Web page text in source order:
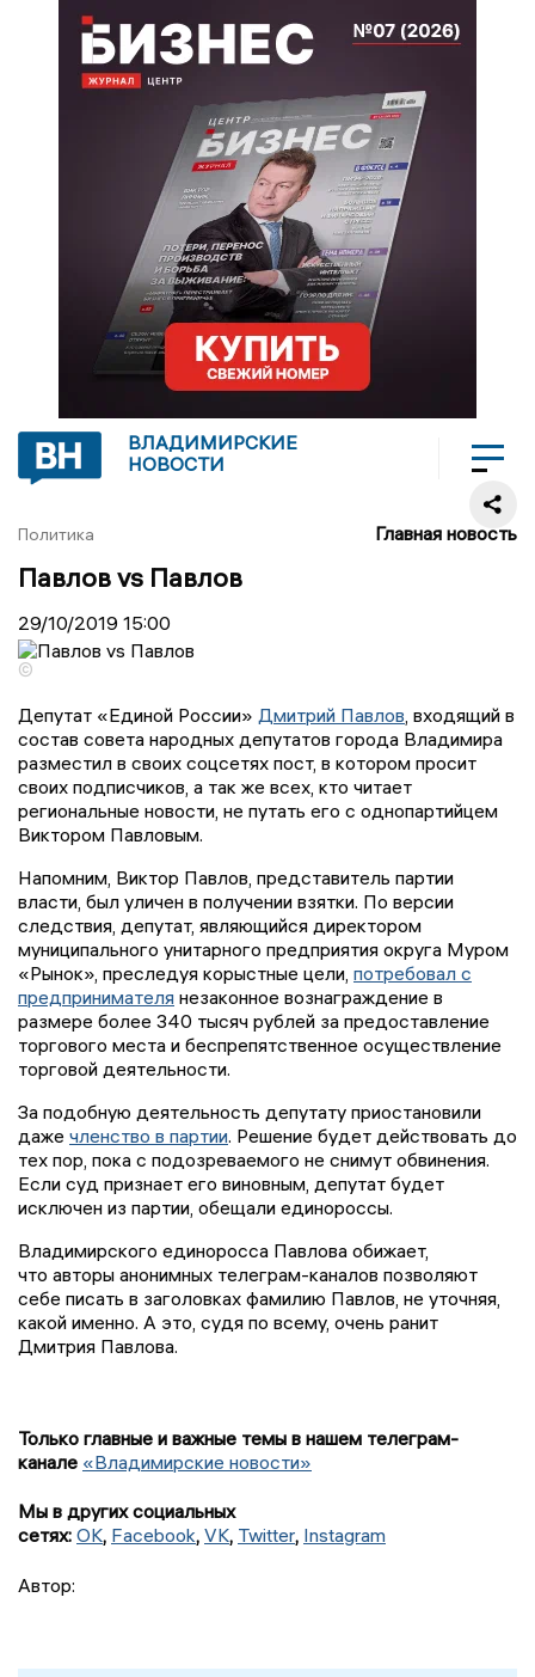
ВЛАДИМИРСКИЕ
НОВОСТИ
Политика Главная новость
Павлов vs Павлов
29/10/2019 15:00
©
Депутат «Единой России» Дмитрий Павлов , входящий в
состав совета народных депутатов города Владимира
разместил в своих соцсетях пост, в котором просит
своих подписчиков, а так же всех, кто читает
региональные новости, не путать его с однопартийцем
Виктором Павловым.
Напомним, Виктор Павлов, представитель партии
власти, был уличен в получении взятки. По версии
следствия, депутат, являющийся директором
муниципального унитарного предприятия округа Муром
«Рынок», преследуя корыстные цели, потребовал с
предпринимателя незаконное вознаграждение в
размере более 340 тысяч рублей за предоставление
торгового места и беспрепятственное осуществление
торговой деятельности.
За подобную деятельность депутату приостановили
даже членство в партии. Решение будет действовать до
тех пор, пока с подозреваемого не снимут обвинения.
Если суд признает его виновным, депутат будет
исключен из партии, обещали единороссы.
Владимирского единоросса Павлова обижает,
что авторы анонимных телеграм-каналов позволяют
себе писать в заголовках фамилию Павлов, не уточняя,
какой именно. А это, судя по всему, очень ранит
Дмитрия Павлова.
Только главные и важные темы в нашем телеграм-
канале «Владимирские новости»
Мы в других социальных
сетях: OK, Facebook, VK, Twitter, Instagram
Автор: